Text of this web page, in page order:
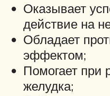
Оказывает
действие на
Обладает
эффектом;
Помогает при
желудка;